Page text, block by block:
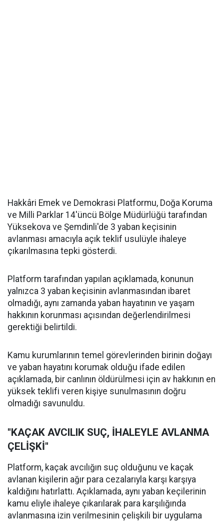
Hakkâri Emek ve Demokrasi Platformu, Doğa Koruma
ve Milli Parklar 14'üncü Bölge Müdürlüğü tarafından
Yüksekova ve Şemdinli'de 3 yaban keçisinin
avlanması amacıyla açık teklif usulüyle ihaleye
çıkarılmasına tepki gösterdi.
Platform tarafından yapılan açıklamada, konunun
yalnızca 3 yaban keçisinin avlanmasından ibaret
olmadığı, aynı zamanda yaban hayatının ve yaşam
hakkının korunması açısından değerlendirilmesi
gerektiği belirtildi.
Kamu kurumlarının temel görevlerinden birinin doğayı
ve yaban hayatını korumak olduğu ifade edilen
açıklamada, bir canlının öldürülmesi için av hakkının en
yüksek teklifi veren kişiye sunulmasının doğru
olmadığı savunuldu.
"KAÇAK AVCILIK SUÇ, İHALEYLE AVLANMA
ÇELİŞKİ"
Platform, kaçak avcılığın suç olduğunu ve kaçak
avlanan kişilerin ağır para cezalarıyla karşı karşıya
kaldığını hatırlattı. Açıklamada, aynı yaban keçilerinin
kamu eliyle ihaleye çıkarılarak para karşılığında
avlanmasına izin verilmesinin çelişkili bir uygulama